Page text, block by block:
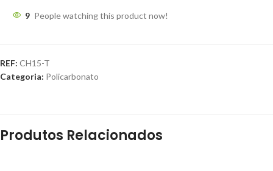
9 People watching this product now!
REF: CH15-T
Categoria: Policarbonato
Produtos Relacionados